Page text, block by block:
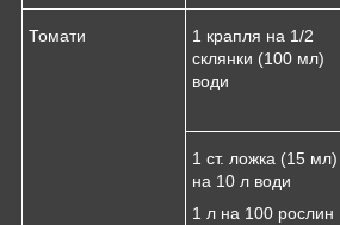
Томати
1 крапля на 1/2
склянки (100 мл)
води
1 ст. ложка (15 мл)
на 10 л води
1 л на 100 рослин